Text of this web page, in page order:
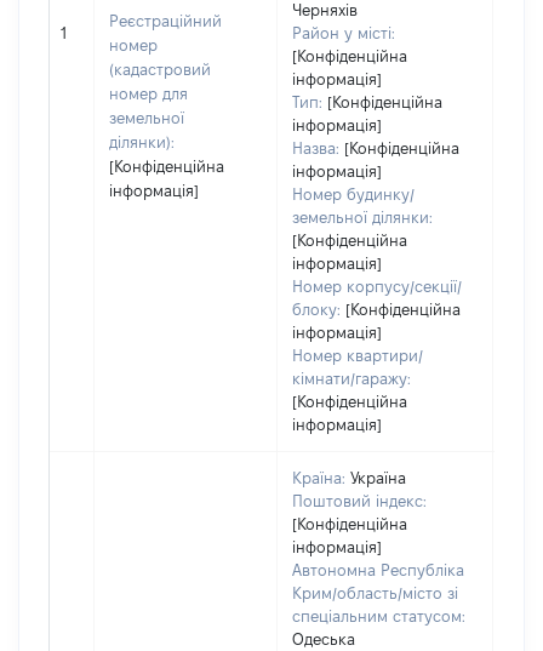
1
Реєстраційний
номер
(кадастровий
номер для
земельної
ділянки):
[Конфіденційна
інформація]
Черняхів
Район у місті:
[Конфіденційна
інформація]
Тип: [Конфіденційна
інформація]
Назва: [Конфіденційна
інформація]
Номер будинку/
земельної ділянки:
[Конфіденційна
інформація]
Номер корпусу/секції/
блоку: [Конфіденційна
інформація]
Номер квартири/
кімнати/гаражу:
[Конфіденційна
інформація]
Країна: Україна
Поштовий індекс:
[Конфіденційна
інформація]
Автономна Республіка
Крим/область/місто зі
спеціальним статусом:
Одеська